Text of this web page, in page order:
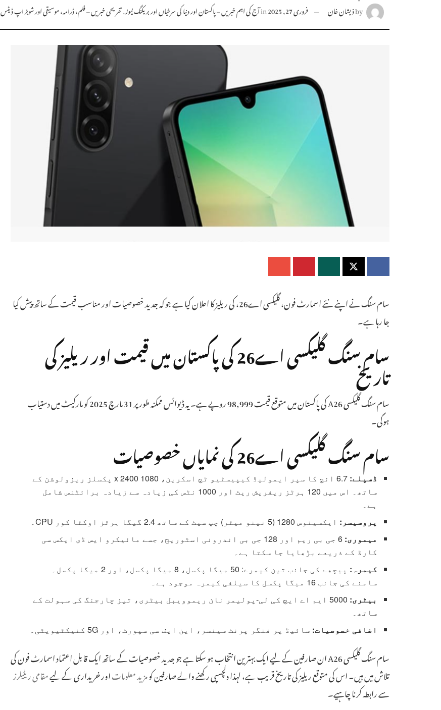
byذیشان خان فروری 27, 2025 inآج کی اہم خبریں – پاکستان اور دنیا کی سرخیاں اور بریکنگ نیوز,تفریحی خبریں – فلم، ڈرامہ، موسیقی اور شوبز اپ ڈیٹس
سام سنگ نے اپنے نئے اسمارٹ فون، گلیکسی اے26، کی ریلیز کا اعلان کیا ہے جو کہ جدید خصوصیات اور مناسب قیمت کے ساتھ پیش کیا
جا رہا ہے۔
سام سنگ گلیکسی اے26 کی پاکستان میں قیمت اور ریلیز کی
تاریخ
سام سنگ گلیکسی A26 کی پاکستان میں متوقع قیمت 98,999 روپے ہے۔ یہ ڈیوائس ممکنہ طور پر 31 مارچ 2025 کو مارکیٹ میں دستیاب
ہوگی۔
سام سنگ گلیکسی اے26 کی نمایاں خصوصیات
ڈسپلے:
6.7 انچ کا سپر ایمولیڈ کیپیسٹیو ٹچ اسکرین، 1080 x 2400 پکسلز ریزولوشن کے
ساتھ۔ اس میں 120 ہرٹز ریفریش ریٹ اور 1000 نٹس کی زیادہ سے زیادہ برائٹنس شامل
ہے۔
پروسیسر: ایکسینوس 1280 (5 نینو میٹر) چپ سیٹ کے ساتھ 2.4 گیگا ہرٹز اوکٹا کور CPU۔
میموری:
6 جی بی ریم اور 128 جی بی اندرونی اسٹوریج، جسے مائیکرو ایس ڈی ایکس سی
کارڈ کے ذریعے بڑھایا جا سکتا ہے۔
کیمرہ:
پیچھے کی جانب تین کیمرے: 50 میگا پکسل، 8 میگا پکسل، اور 2 میگا پکسل۔
سامنے کی جانب 16 میگا پکسل کا سیلفی کیمرہ موجود ہے۔
بیٹری:
5000 ایم اے ایچ کی لی-پولیمر نان ریموویبل بیٹری، تیز چارجنگ کی سہولت کے
ساتھ۔
اضافی خصوصیات: سائیڈ پر فنگر پرنٹ سینسر، این ایف سی سپورٹ، اور 5G کنیکٹیویٹی۔
سام سنگ گلیکسی A26 ان صارفین کے لیے ایک بہترین انتخاب ہو سکتا ہے جو جدید خصوصیات کے ساتھ ایک قابل اعتماد اسمارٹ فون کی
تلاش میں ہیں۔ اس کی متوقع ریلیز کی تاریخ قریب ہے، لہذا دلچسپی رکھنے والے صارفین کومزید معلوماتاور خریداری کے لیےمقامی ریٹیلرز
سے رابطہ کرنا چاہیے۔